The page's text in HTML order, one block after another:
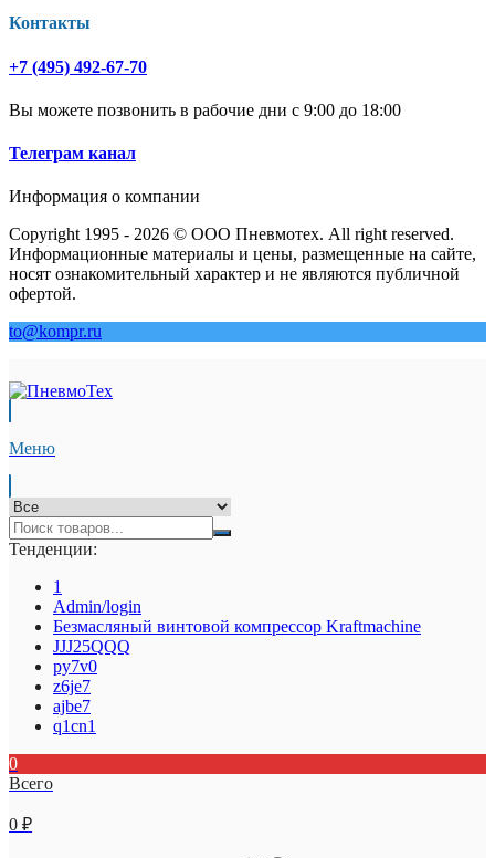
Контакты
+7 (495) 492-67-70
Вы можете позвонить в рабочие дни с 9:00 до 18:00
Телеграм канал
Информация о компании
Copyright 1995 - 2026 © ООО Пневмотех. All right reserved.
Информационные материалы и цены, размещенные на сайте,
носят ознакомительный характер и не являются публичной
офертой.
to@kompr.ru
Меню
Тенденции:
1
Admin/login
Безмасляный винтовой компрессор Kraftmaсhine
JJJ25QQQ
py7v0
z6je7
ajbe7
q1cn1
0
Всего
0 ₽